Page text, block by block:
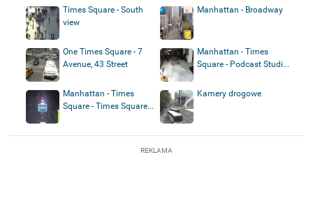
Times Square - South
view
Manhattan - Broadway
One Times Square - 7
Avenue, 43 Street
Manhattan - Times
Square - Podcast Studi...
Manhattan - Times
Square - Times Square...
Kamery drogowe
REKLAMA